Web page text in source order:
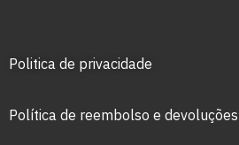
Politica de privacidade
Política de reembolso e devoluções